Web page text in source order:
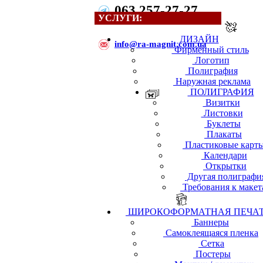
063 257-27-27
info@ra-magnit.com.ua
УСЛУГИ:
ДИЗАЙН
Фирменный стиль
Логотип
Полиграфия
Наружная реклама
ПОЛИГРАФИЯ
Визитки
Листовки
Буклеты
Плакаты
Пластиковые
Календари
Открытки
Другая
Требования к
ШИРОКОФОРМАТНАЯ
Баннеры
Самоклеящаяся пленка
Сетка
Постеры